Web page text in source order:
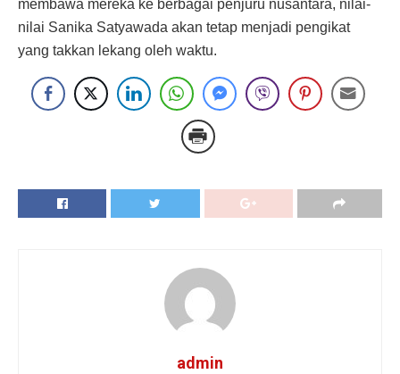
membawa mereka ke berbagai penjuru nusantara, nilai-
nilai Sanika Satyawada akan tetap menjadi pengikat
yang takkan lekang oleh waktu.
admin